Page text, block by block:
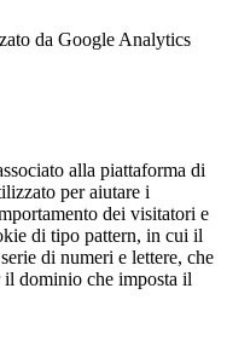
da Google Analytics
alla piattaforma di
per aiutare i
dei visitatori e
di tipo pattern, in cui il
di numeri e lettere, che
dominio che imposta il